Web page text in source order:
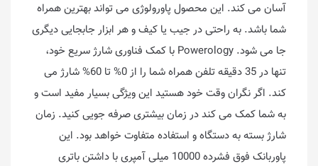
آسان می کند. این محصول پاورولوژی می تواند بهترین همراه
شما باشد. به راحتی در جیب یا کیف و هر ابزار جابجایی دیگری
جا می شود. Powerology با کمک فناوری شارژ سریع خود،
تنها در 35 دقیقه تلفن همراه شما را از 0% تا 60% شارژ می
کند. اگر نگران وقت خود هستید این ویژگی بسیار مفید است و
به شما کمک می کند در زمان بیشتری صرفه جویی کنید. زمان
شارژ بسته به دستگاه و استفاده متفاوت خواهد بود. این
پاوربانک فوق فشرده 10000 میلی آمپری با داشتن باتری